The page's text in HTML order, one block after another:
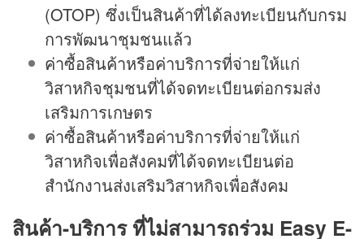
(OTOP) ซึ่งเป็นสินค้าที่ได้ลงทะเบียนกับกรม
การพัฒนาชุมชนแล้ว
ค่าซื้อสินค้าหรือค่าบริการที่จ่ายให้แก่
วิสาหกิจชุมชนที่ได้จดทะเบียนต่อกรมส่ง
เสริมการเกษตร
ค่าซื้อสินค้าหรือค่าบริการที่จ่ายให้แก่
วิสาหกิจเพื่อสังคมที่ได้จดทะเบียนต่อ
สำนักงานส่งเสริมวิสาหกิจเพื่อสังคม
สินค้า-บริการ ที่ไม่สามารถร่วม Easy E-